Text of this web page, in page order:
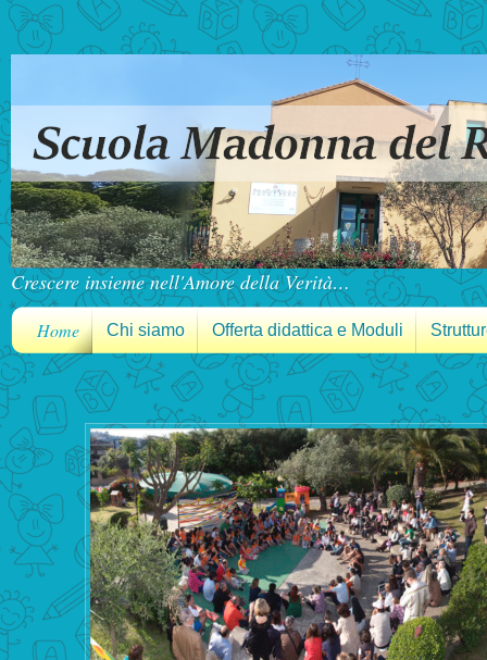
Crescere insieme nell'Amore della Verità…
Home Chi siamo Offerta didattica e Moduli